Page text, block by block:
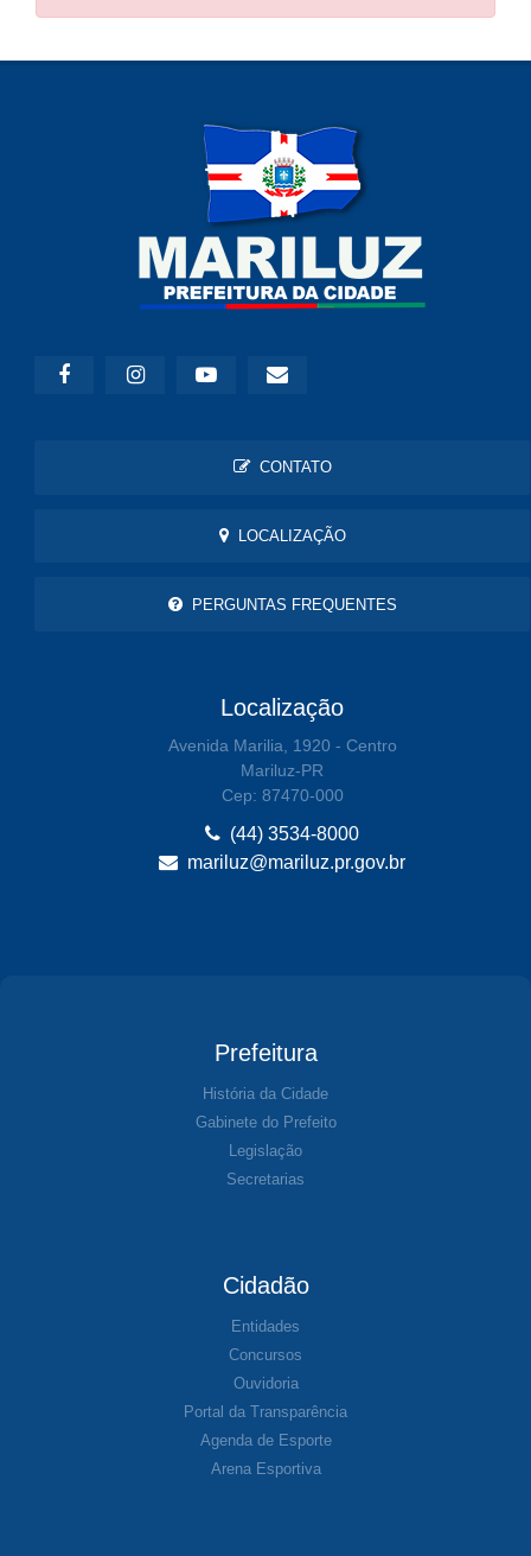
CONTATO
LOCALIZAÇÃO
PERGUNTAS FREQUENTES
Localização
Avenida Marilia, 1920 - Centro
Mariluz-PR
Cep: 87470-000
(44) 3534-8000
mariluz@mariluz.pr.gov.br
Prefeitura
História da Cidade
Gabinete do Prefeito
Legislação
Secretarias
Cidadão
Entidades
Concursos
Ouvidoria
Portal da Transparência
Agenda de Esporte
Arena Esportiva